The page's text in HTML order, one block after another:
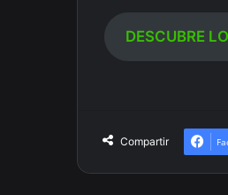
DESCUBRE
Compartir